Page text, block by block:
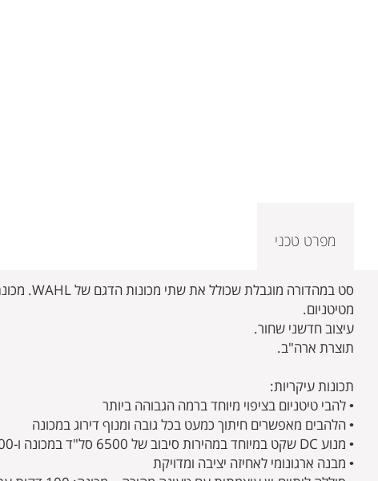
מפרט טכני
מטיטניום.
עיצוב חדשני שחור.
תוצרת ארה"ב.
תכונות עיקריות:
• להבי טיטניום בציפוי מיוחד ברמה הגבוהה ביותר
• הלהבים מאפשרים חיתוך כמעט בכל גובה ומנוף דירוג במכונה
• מנוע DC שקט במיוחד במהירות סיבוב של 6500 סל"ד במכונה ו-6800 סל"ד בטרימר
• מבנה ארגונומי לאחיזה יציבה ומדויקת